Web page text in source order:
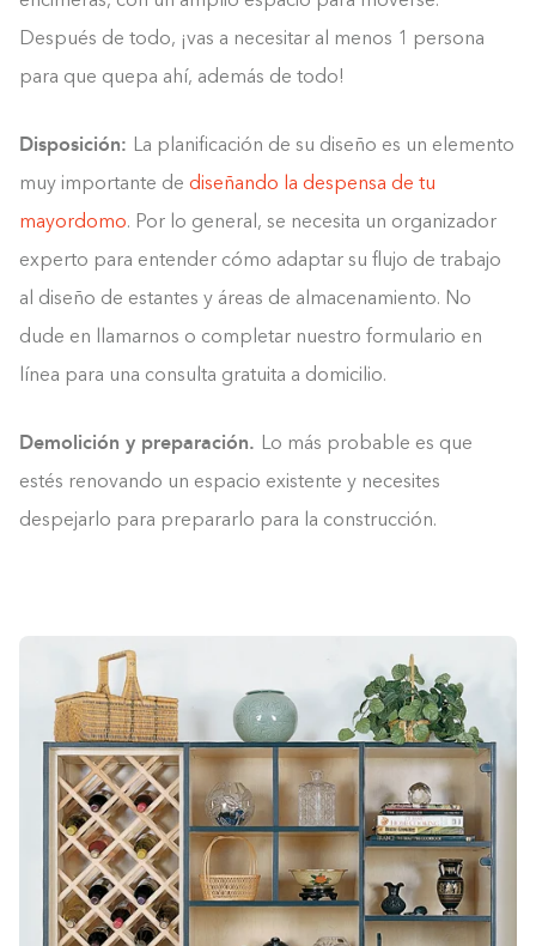
Después de todo, ¡vas a necesitar al menos 1 persona
para que quepa ahí, además de todo!
Disposición: La planificación de su diseño es un elemento
muy importante de diseñando la despensa de tu
mayordomo. Por lo general, se necesita un organizador
experto para entender cómo adaptar su flujo de trabajo
al diseño de estantes y áreas de almacenamiento. No
dude en llamarnos o completar nuestro formulario en
línea para una consulta gratuita a domicilio.
Demolición y preparación. Lo más probable es que
estés renovando un espacio existente y necesites
despejarlo para prepararlo para la construcción.